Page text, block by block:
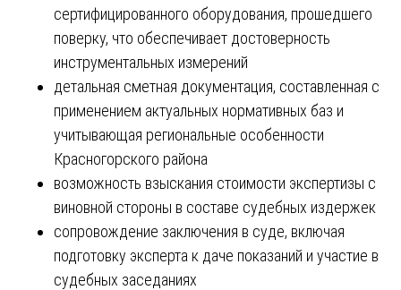
сертифицированного оборудования, прошедшего
поверку, что обеспечивает достоверность
инструментальных измерений
детальная сметная документация, составленная с
применением актуальных нормативных баз и
учитывающая региональные особенности
Красногорского района
возможность взыскания стоимости экспертизы с
виновной стороны в составе судебных издержек
сопровождение заключения в суде, включая
подготовку эксперта к даче показаний и участие в
судебных заседаниях